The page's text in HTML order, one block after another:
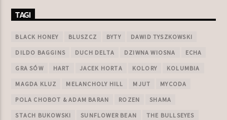
TAGI
BLACK HONEY BLUSZCZ BYTY DAWID TYSZKOWSKI
DILDO BAGGINS DUCH DELTA DZIWNA WIOSNA ECHA
GRA SÓW HART JACEK HORTA KOLORY KOLUMBIA
MAGDA KLUZ MELANCHOLY HILL MJUT MYCODA
POLA CHOBOT & ADAM BARAN ROZEN SHAMA
STACH BUKOWSKI SUNFLOWER BEAN THE BULLSEYES